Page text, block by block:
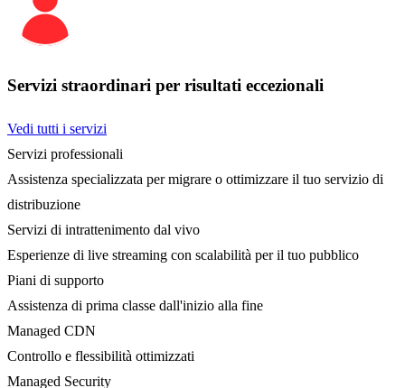
Servizi straordinari per risultati eccezionali
Vedi tutti i servizi
Servizi professionali
Assistenza specializzata per migrare o ottimizzare il tuo servizio di
distribuzione
Servizi di intrattenimento dal vivo
Esperienze di live streaming con scalabilità per il tuo pubblico
Piani di supporto
Assistenza di prima classe dall'inizio alla fine
Managed CDN
Controllo e flessibilità ottimizzati
Managed Security